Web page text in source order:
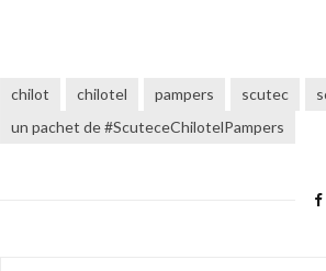
chilot chilotel pampers scutec
un pachet de #ScuteceChilotelPampers